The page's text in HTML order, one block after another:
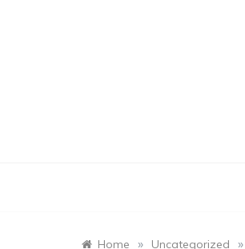
Home » Uncategorized »